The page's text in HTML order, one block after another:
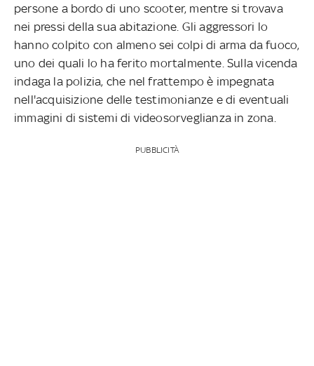
persone a bordo di uno scooter, mentre si trovava
nei pressi della sua abitazione. Gli aggressori lo
hanno colpito con almeno sei colpi di arma da fuoco,
uno dei quali lo ha ferito mortalmente. Sulla vicenda
indaga la polizia, che nel frattempo è impegnata
nell'acquisizione delle testimonianze e di eventuali
immagini di sistemi di videosorveglianza in zona.
PUBBLICITÀ